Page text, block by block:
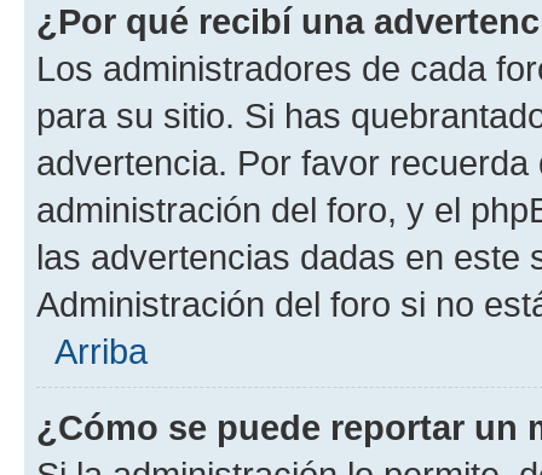
¿Por qué recibí una
Los administradores de cada
para su sitio. Si has
advertencia. Por favor
administración del foro, y el
las advertencias dadas en este
Administración del foro si no
Arriba
¿Cómo se puede reportar un